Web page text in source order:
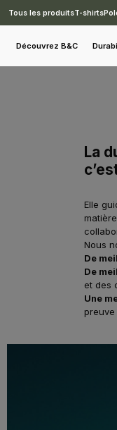
Tous les produitsT-shirts
Découvrez B&C
La
Elle
Nous
De
De
et des
Une